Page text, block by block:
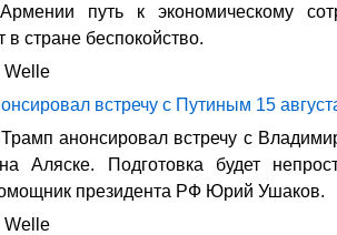
путь к экономическому
в стране беспокойство.
Welle
встречу с Путиным 15
анонсировал встречу с
Аляске. Подготовка будет
президента РФ Юрий Ушаков.
Welle